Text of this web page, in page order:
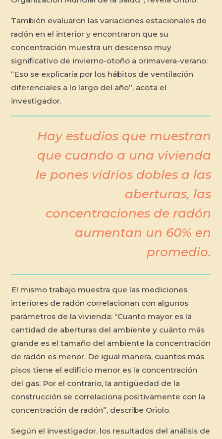
También evaluaron las variaciones estacionales de
radón en el interior y encontraron que su
concentración muestra un descenso muy
significativo de invierno-otoño a primavera-verano:
“Eso se explicaría por los hábitos de ventilación
diferenciales a lo largo del año”, acota el
investigador.
Hay estudios que muestran
que cuando a una vivienda
le pones vidrios dobles a las
aberturas, las
concentraciones de radón
aumentan un 60% en
promedio.
El mismo trabajo muestra que las mediciones
interiores de radón correlacionan con algunos
parámetros de la vivienda: “Cuanto mayor es la
cantidad de aberturas del ambiente y cuánto más
grande es el tamaño del ambiente la concentración
de radón es menor. De igual manera, cuantos más
pisos tiene el edificio menor es la concentración
del gas. Por el contrario, la antigüedad de la
construcción se correlaciona positivamente con la
concentración de radón”, describe Oriolo.
Según el investigador, los resultados del análisis de